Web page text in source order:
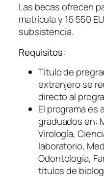
Las becas ofrecen
matrícula y 16 550
subsistencia.
Requisitos:
Título de
extranjero se
directo al
El programa es
graduados en:
Virología,
laboratorio,
Odontología,
títulos de